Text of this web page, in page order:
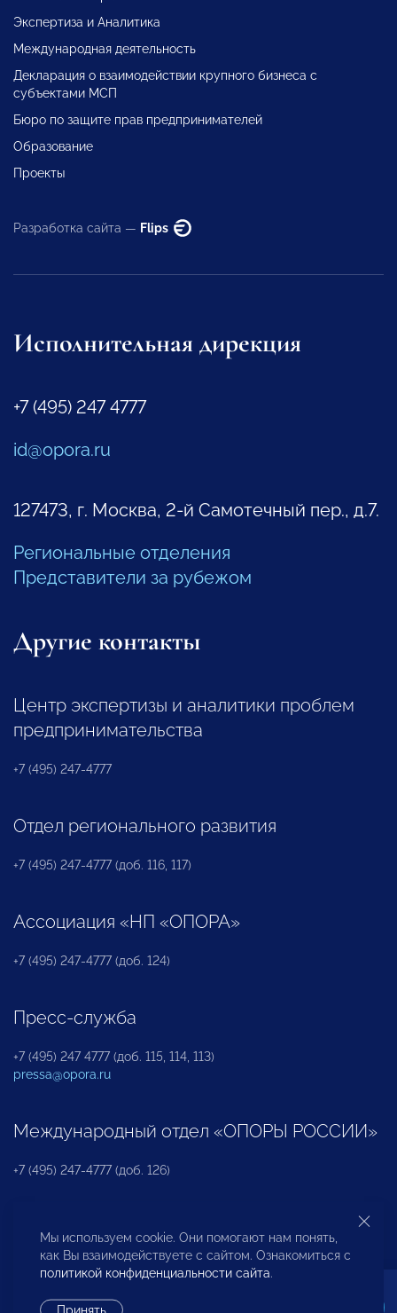
Экспертиза и Аналитика
Международная деятельность
Декларация о взаимодействии крупного бизнеса с
субъектами МСП
Бюро по защите прав предпринимателей
Образование
Проекты
Разработка сайта — Flips
Исполнительная дирекция
+7 (495) 247 4777
id@opora.ru
127473, г. Москва, 2-й Самотечный пер., д.7.
Региональные отделения
Представители за рубежом
Другие контакты
Центр экспертизы и аналитики проблем
предпринимательства
+7 (495) 247-4777
Отдел регионального развития
+7 (495) 247-4777 (доб. 116, 117)
Ассоциация «НП «ОПОРА»
+7 (495) 247-4777 (доб. 124)
Пресс-служба
+7 (495) 247 4777 (доб. 115, 114, 113)
pressa@opora.ru
Международный отдел «ОПОРЫ РОССИИ»
+7 (495) 247-4777 (доб. 126)
Бюро по защите прав предпринимателей и
инвесторов
Мы используем cookie. Они помогают нам понять,
как Вы взаимодействуете с сайтом. Ознакомиться с
политикой конфиденциальности сайта.
Принять